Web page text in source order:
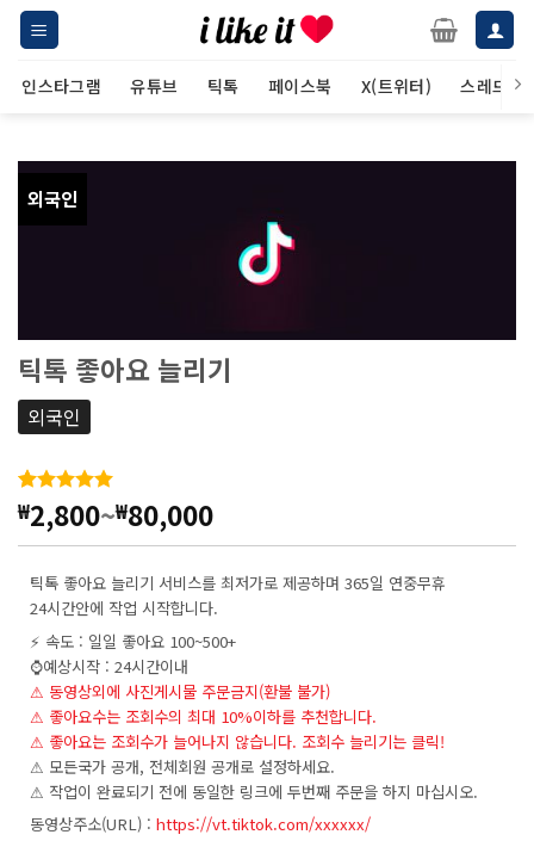
Skip
content
인스타그램 유튜브 틱톡 페이스북 X(트위터) 스레드
외국인
틱톡 좋아요 늘리기
외국인
5.00 개의
고객
평가를
5점 만점에
20
점으로
평가됨
₩2,800~₩80,000
틱톡 좋아요 늘리기 서비스를 최저가로 제공하며 365일 연중무휴
24시간안에 작업 시작합니다.
⚡ 속도 : 일일 좋아요 100~500+
⌚️예상시작 : 24시간이내
⚠ 동영상외에 사진게시물 주문금지(환불 불가)
⚠ 좋아요수는 조회수의 최대 10%이하를 추천합니다.
⚠ 좋아요는 조회수가 늘어나지 않습니다. 조회수 늘리기는 클릭!
⚠ 모든국가 공개, 전체회원 공개로 설정하세요.
⚠ 작업이 완료되기 전에 동일한 링크에 두번째 주문을 하지 마십시오.
동영상주소(URL) : https://vt.tiktok.com/xxxxxx/